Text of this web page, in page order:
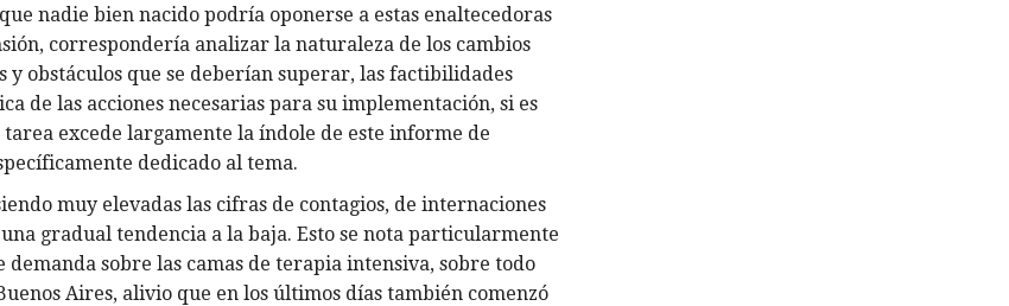
nadie bien nacido podría oponerse a estas enaltecedoras
correspondería analizar la naturaleza de los cambios
obstáculos que se deberían superar, las factibilidades
de las acciones necesarias para su implementación, si es
excede largamente la índole de este informe de
dedicado al tema.
muy elevadas las cifras de contagios, de internaciones
gradual tendencia a la baja. Esto se nota particularmente
sobre las camas de terapia intensiva, sobre todo
Aires, alivio que en los últimos días también comenzó